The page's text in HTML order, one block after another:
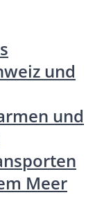
und
und
Meer